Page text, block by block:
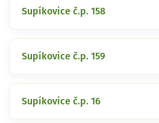
Supíkovice č.p. 158
Supíkovice č.p. 159
Supíkovice č.p. 16